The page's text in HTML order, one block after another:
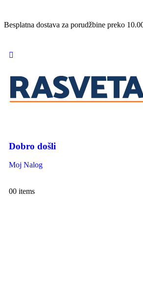
Besplatna dostava za porudžbine preko
Dobro došli
Moj Nalog
00 items